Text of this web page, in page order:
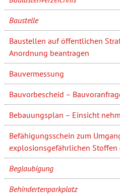
Baustelle
Baustellen auf öffentlichen
Anordnung beantragen
Bauvermessung
Bauvorbescheid –
Bebauungsplan – Einsicht
Befähigungsschein zum
explosionsgefährlichen Stoffen
Beglaubigung
Behindertenparkplatz